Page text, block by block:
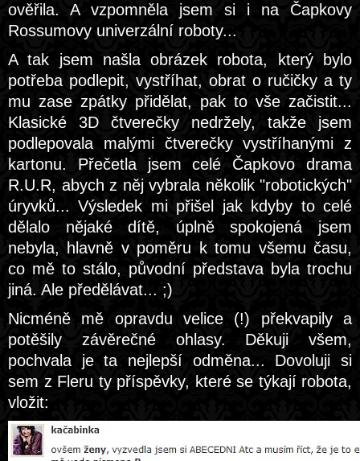
ověřila. A vzpomněla jsem si i na Čapkovy
Rossumovy univerzální roboty...
A tak jsem našla obrázek robota, který bylo
potřeba podlepit, vystříhat, obrat o ručičky a ty
mu zase zpátky přidělat, pak to vše začistit...
Klasické 3D čtverečky nedržely, takže jsem
podlepovala malými čtverečky vystříhanými z
kartonu. Přečetla jsem celé Čapkovo drama
R.U.R, abych z něj vybrala několik "robotických"
úryvků... Výsledek mi přišel jak kdyby to celé
dělalo nějaké dítě, úplně spokojená jsem
nebyla, hlavně v poměru k tomu všemu času,
co mě to stálo, původní představa byla trochu
jiná. Ale předělávat... ;)
Nicméně mě opravdu velice (!) překvapily a
potěšily závěrečné ohlasy. Děkuji všem,
pochvala je ta nejlepší odměna... Dovoluji si
sem z Fleru ty příspěvky, které se týkají robota,
vložit: